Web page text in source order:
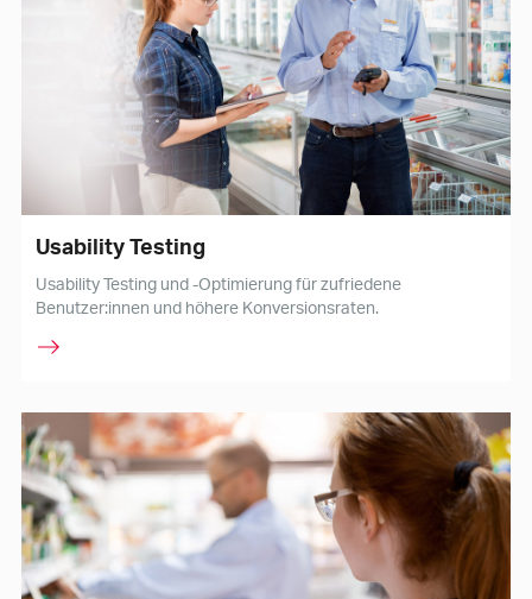
Usability Testing
Usability Testing und -Optimierung für zufriedene
Benutzer:innen und höhere Konversionsraten.